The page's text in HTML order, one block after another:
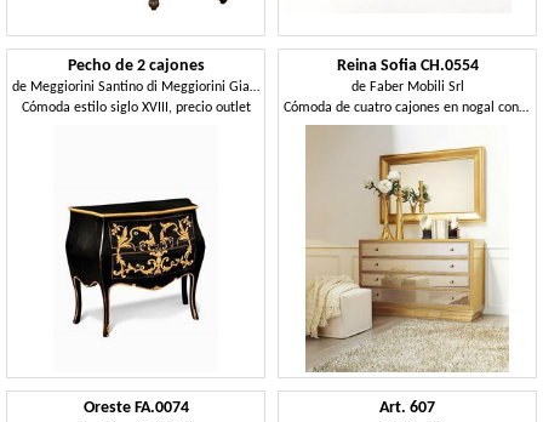
Pecho de 2 cajones
de Meggiorini Santino di Meggiorini Giampietro e C. Snc
Cómoda estilo siglo XVIII, precio outlet
Reina Sofia CH.0554
de Faber Mobili Srl
Cómoda de cuatro cajones en nogal con espejos
Oreste FA.0074 Art. 607